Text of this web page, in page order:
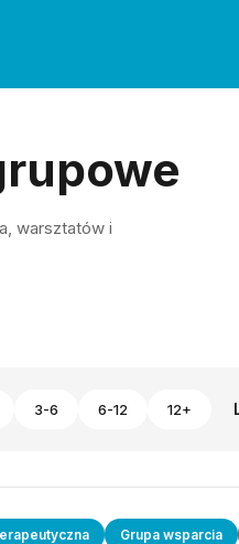
warsztatów i
3-6 6-12 12+
Grupa wsparcia